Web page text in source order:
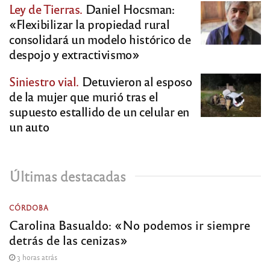
Ley de Tierras. Daniel Hocsman:
«Flexibilizar la propiedad rural
consolidará un modelo histórico de
despojo y extractivismo»
Siniestro vial. Detuvieron al esposo
de la mujer que murió tras el
supuesto estallido de un celular en
un auto
Últimas destacadas
CÓRDOBA
Carolina Basualdo: «No podemos ir siempre
detrás de las cenizas»
3 horas atrás